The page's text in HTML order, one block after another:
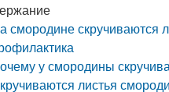
смородине скручиваются
у смородины
листья